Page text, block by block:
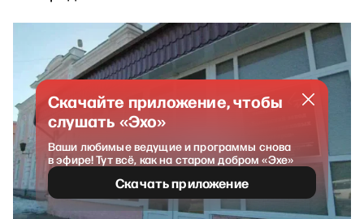
Скачайте приложение, чтобы
слушать «Эхо»
Ваши любимые ведущие и программы снова
в эфире! Тут всё, как на старом добром «Эхе»
Скачать приложение